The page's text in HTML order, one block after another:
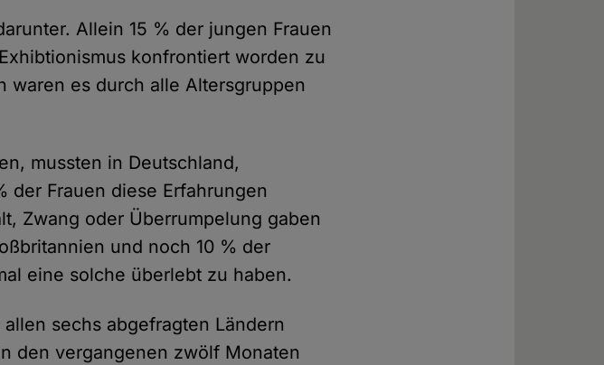
Allein 15 % der jungen Frauen
konfrontiert worden zu
waren es durch alle Altersgruppen
mussten in Deutschland,
der Frauen diese Erfahrungen
Zwang oder Überrumpelung gaben
und noch 10 % der
eine solche überlebt zu haben.
sechs abgefragten Ländern
den vergangenen zwölf Monaten